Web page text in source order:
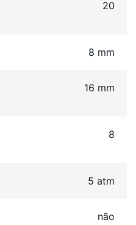
20
8 mm
16 mm
8
5 atm
não